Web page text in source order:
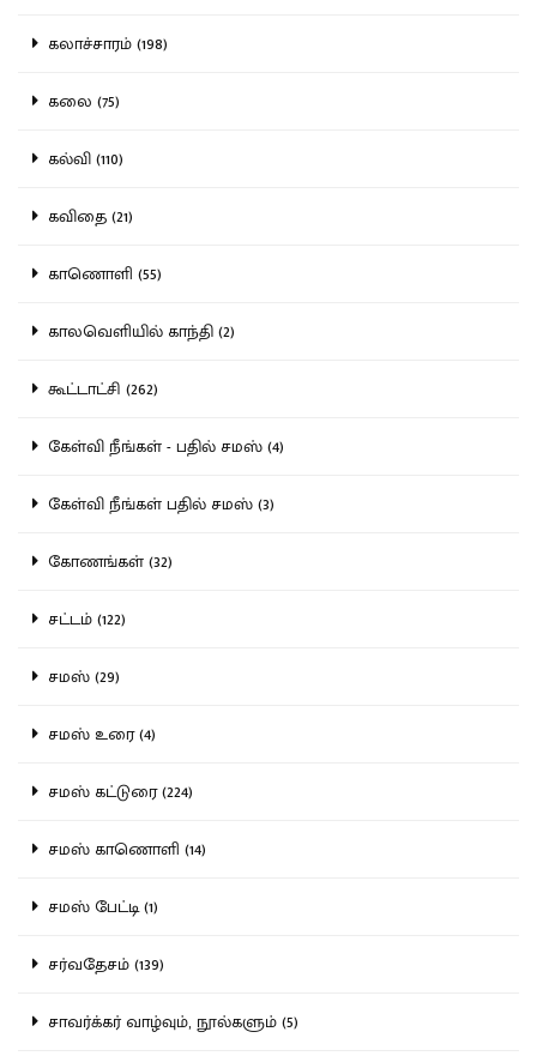
கலாச்சாரம் (198)
கலை (75)
கல்வி (110)
கவிதை (21)
காணொளி (55)
காலவெளியில் காந்தி (2)
கூட்டாட்சி (262)
கேள்வி நீங்கள் - பதில் சமஸ் (4)
கேள்வி நீங்கள் பதில் சமஸ் (3)
கோணங்கள் (32)
சட்டம் (122)
சமஸ் (29)
சமஸ் உரை (4)
சமஸ் கட்டுரை (224)
சமஸ் காணொளி (14)
சமஸ் பேட்டி (1)
சர்வதேசம் (139)
சாவர்க்கர் வாழ்வும், நூல்களும் (5)